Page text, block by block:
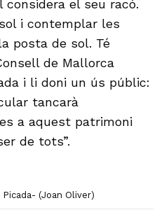
considera el seu racó.
i contemplar les
posta de sol. Té
de Mallorca
i li doni un ús públic:
tancarà
a aquest patrimoni
de tots”.
(Joan Oliver)